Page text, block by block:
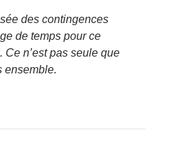
des contingences
de temps pour ce
n’est pas seule que
ensemble.